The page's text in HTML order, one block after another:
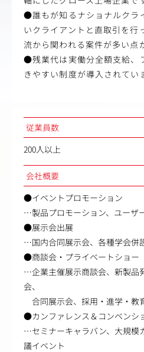
●誰もが知るナショナルクラ
いクライアントと直取引を行
流から関われる案件が多い点
●残業代は実働分全額支給、
きやすい制度が導入されてい
従業員数
200人以上
会社概要
●イベントプロモーション
…製品プロモーション、ユーザ
●展示会出展
…国内合同展示会、各種学会併
●商談会・プライベートショー
…企業主催展示商談会、新製品
会、
合同展示会、採用・進学・教
●カンファレンス＆コンベンシ
…セミナーキャラバン、大規模
議イベント